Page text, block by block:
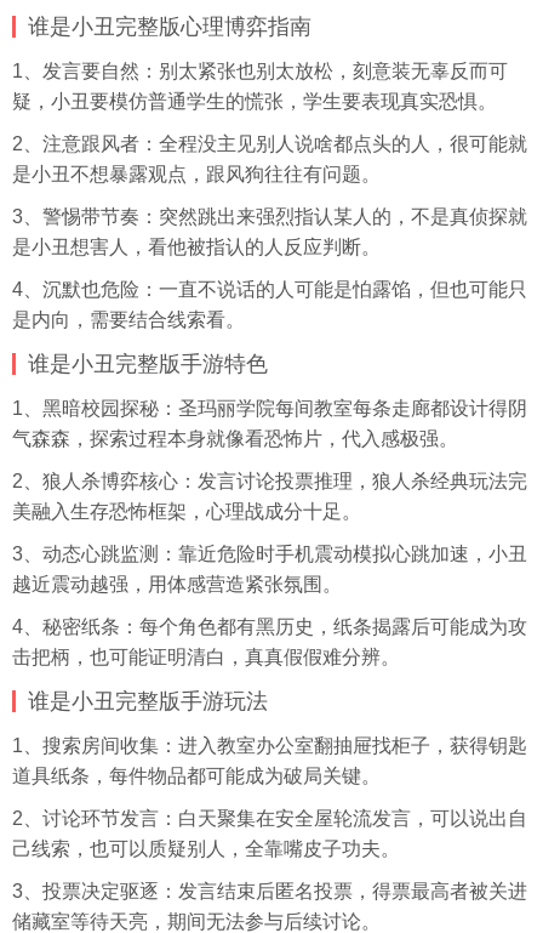
谁是小丑完整版心理博弈指南
1、发言要自然：别太紧张也别太放松，刻意装无辜反而可
疑，小丑要模仿普通学生的慌张，学生要表现真实恐惧。
2、注意跟风者：全程没主见别人说啥都点头的人，很可能就
是小丑不想暴露观点，跟风狗往往有问题。
3、警惕带节奏：突然跳出来强烈指认某人的，不是真侦探就
是小丑想害人，看他被指认的人反应判断。
4、沉默也危险：一直不说话的人可能是怕露馅，但也可能只
是内向，需要结合线索看。
谁是小丑完整版手游特色
1、黑暗校园探秘：圣玛丽学院每间教室每条走廊都设计得阴
气森森，探索过程本身就像看恐怖片，代入感极强。
2、狼人杀博弈核心：发言讨论投票推理，狼人杀经典玩法完
美融入生存恐怖框架，心理战成分十足。
3、动态心跳监测：靠近危险时手机震动模拟心跳加速，小丑
越近震动越强，用体感营造紧张氛围。
4、秘密纸条：每个角色都有黑历史，纸条揭露后可能成为攻
击把柄，也可能证明清白，真真假假难分辨。
谁是小丑完整版手游玩法
1、搜索房间收集：进入教室办公室翻抽屉找柜子，获得钥匙
道具纸条，每件物品都可能成为破局关键。
2、讨论环节发言：白天聚集在安全屋轮流发言，可以说出自
己线索，也可以质疑别人，全靠嘴皮子功夫。
3、投票决定驱逐：发言结束后匿名投票，得票最高者被关进
储藏室等待天亮，期间无法参与后续讨论。